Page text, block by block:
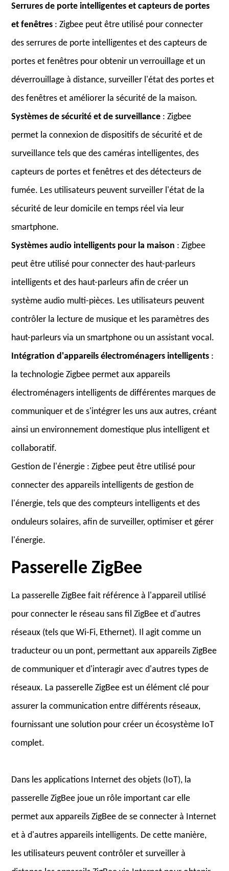
Serrures de porte intelligentes et capteurs de portes
et fenêtres : Zigbee peut être utilisé pour connecter
des serrures de porte intelligentes et des capteurs de
portes et fenêtres pour obtenir un verrouillage et un
déverrouillage à distance, surveiller l'état des portes et
des fenêtres et améliorer la sécurité de la maison.
Systèmes de sécurité et de surveillance : Zigbee
permet la connexion de dispositifs de sécurité et de
surveillance tels que des caméras intelligentes, des
capteurs de portes et fenêtres et des détecteurs de
fumée. Les utilisateurs peuvent surveiller l'état de la
sécurité de leur domicile en temps réel via leur
smartphone.
Systèmes audio intelligents pour la maison : Zigbee
peut être utilisé pour connecter des haut-parleurs
intelligents et des haut-parleurs afin de créer un
système audio multi-pièces. Les utilisateurs peuvent
contrôler la lecture de musique et les paramètres des
haut-parleurs via un smartphone ou un assistant vocal.
Intégration d'appareils électroménagers intelligents :
la technologie Zigbee permet aux appareils
électroménagers intelligents de différentes marques de
communiquer et de s'intégrer les uns aux autres, créant
ainsi un environnement domestique plus intelligent et
collaboratif.
Gestion de l'énergie : Zigbee peut être utilisé pour
connecter des appareils intelligents de gestion de
l'énergie, tels que des compteurs intelligents et des
onduleurs solaires, afin de surveiller, optimiser et gérer
l'énergie.
Passerelle ZigBee
La passerelle ZigBee fait référence à l'appareil utilisé
pour connecter le réseau sans fil ZigBee et d'autres
réseaux (tels que Wi-Fi, Ethernet). Il agit comme un
traducteur ou un pont, permettant aux appareils ZigBee
de communiquer et d'interagir avec d'autres types de
réseaux. La passerelle ZigBee est un élément clé pour
assurer la communication entre différents réseaux,
fournissant une solution pour créer un écosystème IoT
complet.
Dans les applications Internet des objets (IoT), la
passerelle ZigBee joue un rôle important car elle
permet aux appareils ZigBee de se connecter à Internet
et à d'autres appareils intelligents. De cette manière,
les utilisateurs peuvent contrôler et surveiller à